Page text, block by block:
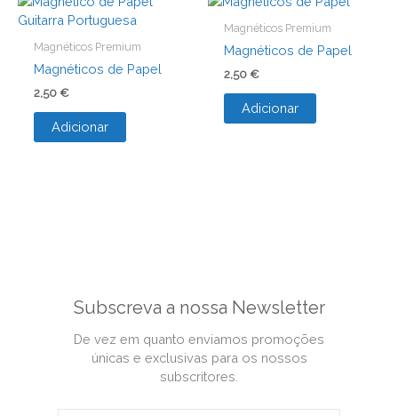
Magnéticos Premium
Magnéticos de Papel
2,50 €
Adicionar
Magnéticos Premium
Magnéticos de Papel
2,50 €
Adicionar
Subscreva a nossa Newsletter
De vez em quanto enviamos promoções
únicas e exclusivas para os nossos
subscritores.